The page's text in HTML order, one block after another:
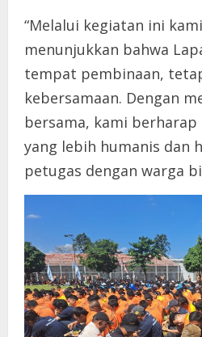
“Melalui kegiatan ini
menunjukkan bahwa
tempat pembinaan,
kebersamaan. Dengan
bersama, kami
yang lebih humanis dan
petugas dengan warga